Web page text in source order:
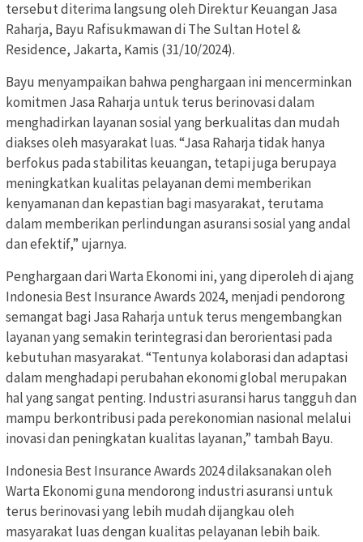
tersebut diterima langsung oleh Direktur Keuangan Jasa
Raharja, Bayu Rafisukmawan di The Sultan Hotel &
Residence, Jakarta, Kamis (31/10/2024).
Bayu menyampaikan bahwa penghargaan ini mencerminkan
komitmen Jasa Raharja untuk terus berinovasi dalam
menghadirkan layanan sosial yang berkualitas dan mudah
diakses oleh masyarakat luas. “Jasa Raharja tidak hanya
berfokus pada stabilitas keuangan, tetapi juga berupaya
meningkatkan kualitas pelayanan demi memberikan
kenyamanan dan kepastian bagi masyarakat, terutama
dalam memberikan perlindungan asuransi sosial yang andal
dan efektif,” ujarnya.
Penghargaan dari Warta Ekonomi ini, yang diperoleh di ajang
Indonesia Best Insurance Awards 2024, menjadi pendorong
semangat bagi Jasa Raharja untuk terus mengembangkan
layanan yang semakin terintegrasi dan berorientasi pada
kebutuhan masyarakat. “Tentunya kolaborasi dan adaptasi
dalam menghadapi perubahan ekonomi global merupakan
hal yang sangat penting. Industri asuransi harus tangguh dan
mampu berkontribusi pada perekonomian nasional melalui
inovasi dan peningkatan kualitas layanan,” tambah Bayu.
Indonesia Best Insurance Awards 2024 dilaksanakan oleh
Warta Ekonomi guna mendorong industri asuransi untuk
terus berinovasi yang lebih mudah dijangkau oleh
masyarakat luas dengan kualitas pelayanan lebih baik.